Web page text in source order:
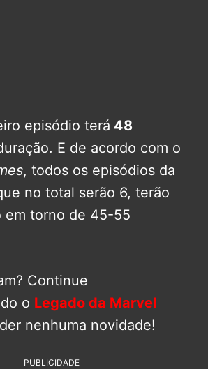
episódio terá 48
E de acordo com o
, todos os episódios da
no total serão 6, terão
em torno de 45-55
Continue
o Legado da Marvel
nenhuma novidade!
PUBLICIDADE